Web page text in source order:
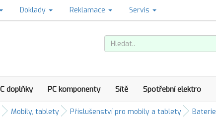
Doklady Reklamace Servis
doplňky PC komponenty Sítě Spotřební elektro
Mobily, tablety Příslušenství pro mobily a tablety Baterie